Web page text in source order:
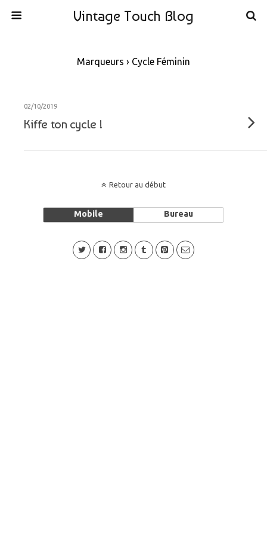
Vintage Touch Blog
Marqueurs › Cycle Féminin
02/10/2019
Kiffe ton cycle !
Retour au début
Mobile Bureau